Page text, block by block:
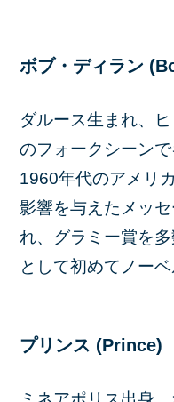
ボブ・ディラン
ダルース生まれ、
のフォークシーンで
1960年代のアメリ
影響を与えたメッ
れ、グラミー賞を
として初めてノー
プリンス (Prince)